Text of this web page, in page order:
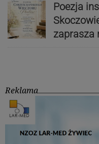
Poezja
zaprasza
Reklama